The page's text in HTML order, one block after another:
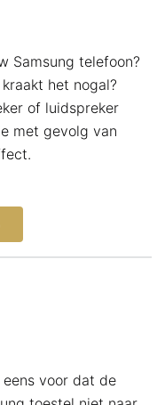
Samsung telefoon?
het nogal?
of luidspreker
met gevolg van
voor dat de